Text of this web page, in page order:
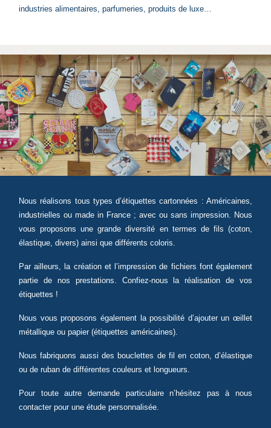
industries alimentaires, parfumeries, produits de luxe…
Nous réalisons tous types d’étiquettes cartonnées : Américaines,
industrielles ou made in France ; avec ou sans impression. Nous
vous proposons une grande diversité en termes de fils (coton,
élastique, divers) ainsi que différents coloris.
Par ailleurs, la création et l’impression de fichiers font également
partie de nos prestations. Confiez-nous la réalisation de vos
étiquettes !
Nous vous proposons également la possibilité d’ajouter un œillet
métallique ou papier (étiquettes américaines).
Nous fabriquons aussi des bouclettes de fil en coton, d’élastique
ou de ruban de différentes couleurs et longueurs.
Pour toute autre demande particulaire n’hésitez pas à nous
contacter pour une étude personnalisée.